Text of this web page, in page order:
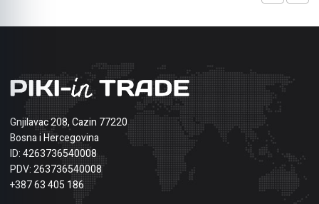
Gnjilavac 208, Cazin 77220
Bosna i Hercegovina
ID: 4263736540008
PDV: 263736540008
+387 63 405 186